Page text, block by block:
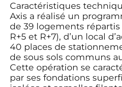
Caractéristiques
Axis a réalisé un
de 39 logements
R+5 et R+7), d’un local
40 places de
de sous sols communs
Cette opération se
par ses fondations